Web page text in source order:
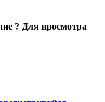
? Для просмотра